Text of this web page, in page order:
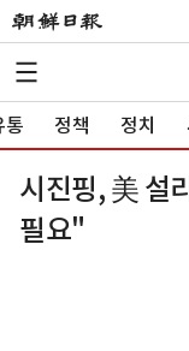
통 정책 정치
시진핑, 美 설
필요"